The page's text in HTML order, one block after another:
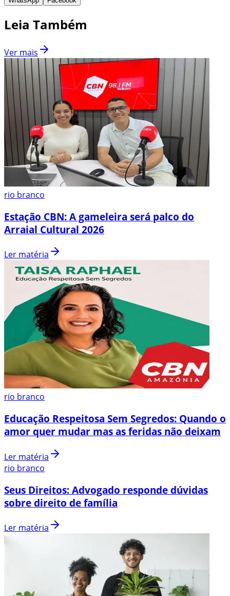
Leia Também
Ver mais
rio branco
Estação CBN: A gameleira será palco do
Arraial Cultural 2026
Ler matéria
rio branco
Educação Respeitosa Sem Segredos: Quando o
amor quer mudar mas as feridas não deixam
Ler matéria
rio branco
Seus Direitos: Advogado responde dúvidas
sobre direito de família
Ler matéria